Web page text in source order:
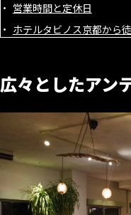
営業時間と定休日
ホテルタビノス京都から
広々としたアン